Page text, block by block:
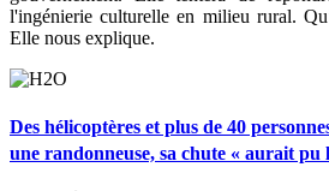
l'ingénierie culturelle en milieu rural.
Elle nous explique.
Des hélicoptères et plus de 40
une randonneuse, sa chute « aurait pu